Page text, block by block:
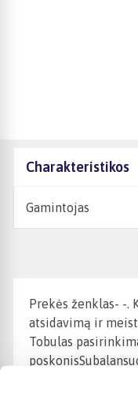
Charakteristikos
Gamintojas
Prekės ženklas- -.
atsidavimą ir
Tobulas